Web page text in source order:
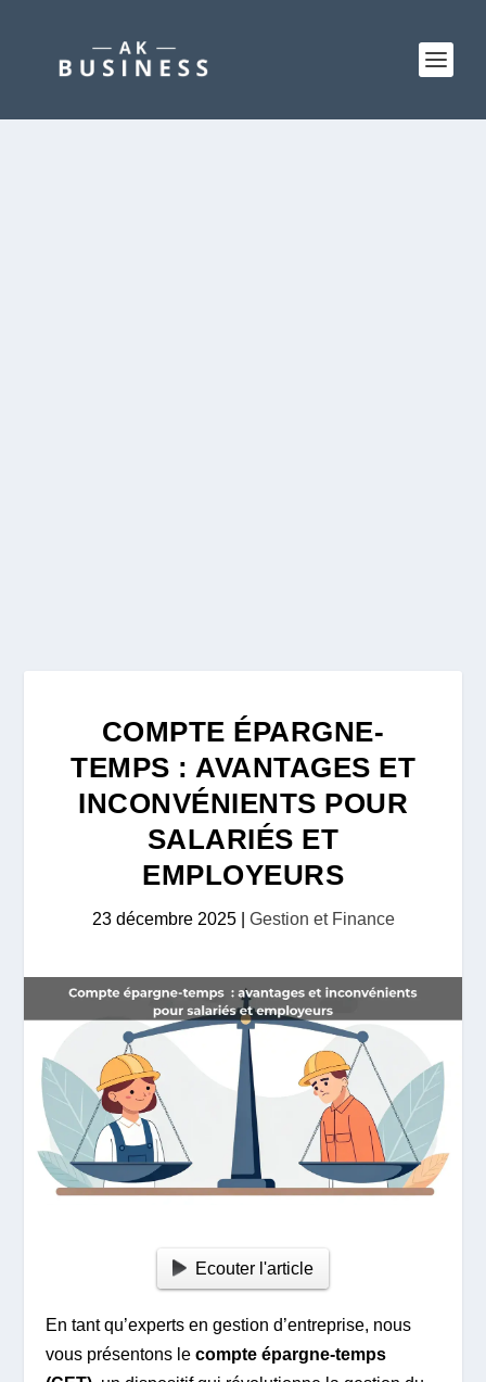
COMPTE ÉPARGNE-
TEMPS : AVANTAGES ET
INCONVÉNIENTS POUR
SALARIÉS ET
EMPLOYEURS
23 décembre 2025| Gestion et Finance
Ecouter l'article
En tant qu’experts en gestion d’entreprise, nous
vous présentons lecompte épargne-temps